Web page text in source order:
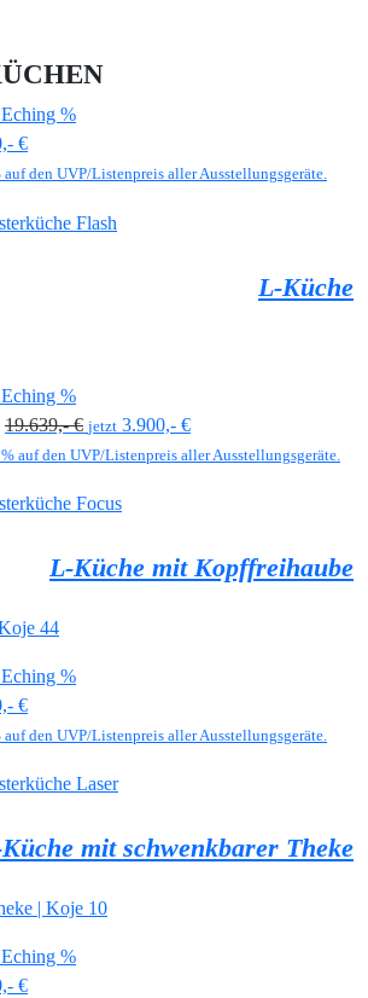
%
€
den UVP/Listenpreis aller Ausstellungsgeräte.
L-Küche
%
19.639,- € jetzt 3.900,- €
auf den UVP/Listenpreis aller Ausstellungsgeräte.
L-Küche mit Kopffreihaube
44
%
€
den UVP/Listenpreis aller Ausstellungsgeräte.
mit schwenkbarer Theke
| Koje 10
%
€